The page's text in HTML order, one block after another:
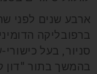
ארבע שנים לפני
סניור, בעל
בהמשך בתור "דון